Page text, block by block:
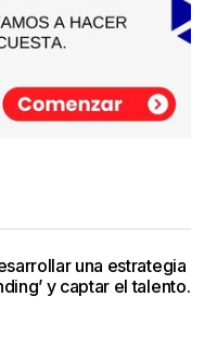
una estrategia
y captar el talento.